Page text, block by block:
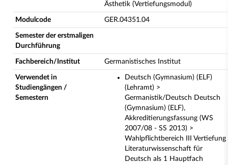
Ästhetik (Vertiefungsmodul)
Modulcode GER.04351.04
Semester der erstmaligen
Durchführung
Fachbereich/Institut Germanistisches Institut
Verwendet in
Studiengängen /
Semestern
Deutsch (Gymnasium) (ELF)
(Lehramt) >
Germanistik/Deutsch Deutsch
(Gymnasium) (ELF),
Akkreditierungsfassung (WS
2007/08 - SS 2013) >
Wahlpflichtbereich III Vertiefung
Literaturwissenschaft für
Deutsch als 1 Hauptfach